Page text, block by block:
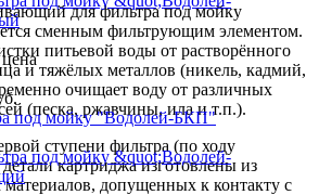
для фильтра под мойку
сменным фильтрующим элементом.
питьевой воды от растворённого
и тяжёлых металлов (никель, кадмий,
очищает воду от различных
(песка, ржавчины, ила и т.п.).
ступени фильтра (по ходу
картриджа изготовлены из
материалов, допущенных к контакту с
под мойку "Водолей-БКП"